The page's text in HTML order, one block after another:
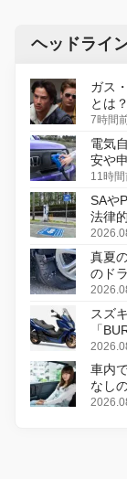
ヘッドライ
ガス
とは
初の
7時間
電気
安や
11時
SAや
法律
真夏
のド
スズ
「
変更
車内
なし